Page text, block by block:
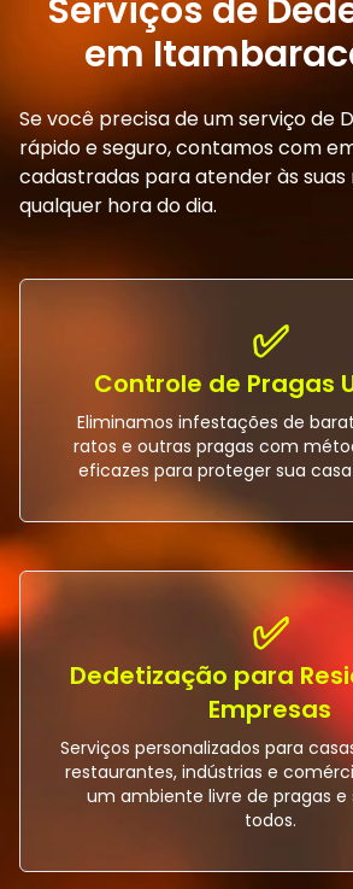
Serviços de
em
Se você precisa de um serviço de
rápido e seguro, contamos com
cadastradas para atender às suas
qualquer hora do dia.
✅
Controle de Pragas
Eliminamos infestações de
ratos e outras pragas com
eficazes para proteger sua
✅
Dedetização para
Empresas
Serviços personalizados para
restaurantes, indústrias e
um ambiente livre de pragas e
todos.